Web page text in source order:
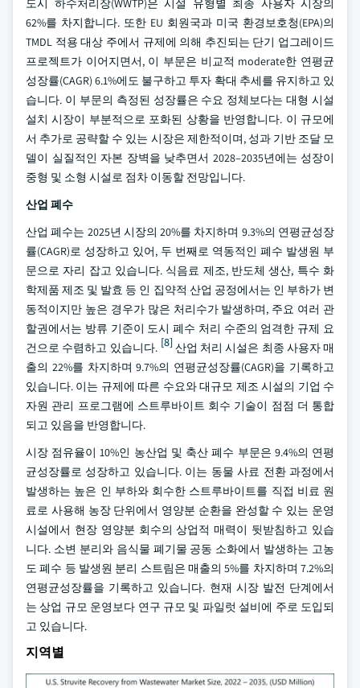
도시 하수처리장(WWTP)은 시설 유형별 최종 사용자 시장의
62%를 차지합니다. 또한 EU 회원국과 미국 환경보호청(EPA)의
TMDL 적용 대상 주에서 규제에 의해 추진되는 단기 업그레이드
프로젝트가 이어지면서, 이 부문은 비교적 moderate한 연평균
성장률(CAGR) 6.1%에도 불구하고 투자 확대 추세를 유지하고 있
습니다. 이 부문의 측정된 성장률은 수요 정체보다는 대형 시설
설치 시장이 부분적으로 포화된 상황을 반영합니다. 이 규모에
서 추가로 공략할 수 있는 시장은 제한적이며, 성과 기반 조달 모
델이 실질적인 자본 장벽을 낮추면서 2028–2035년에는 성장이
중형 및 소형 시설로 점차 이동할 전망입니다.
산업 폐수
산업 폐수는 2025년 시장의 20%를 차지하며 9.3%의 연평균성장
률(CAGR)로 성장하고 있어, 두 번째로 역동적인 폐수 발생원 부
문으로 자리 잡고 있습니다. 식음료 제조, 반도체 생산, 특수 화
학제품 제조 및 발효 등 인 집약적 산업 공정에서는 인 부하가 변
동적이지만 높은 경우가 많은 처리수가 발생하며, 주요 여러 관
할권에서는 방류 기준이 도시 폐수 처리 수준의 엄격한 규제 요
건으로 수렴하고 있습니다. [8]산업 처리 시설은 최종 사용자 매
출의 22%를 차지하며 9.7%의 연평균성장률(CAGR)을 기록하고
있습니다. 이는 규제에 따른 수요와 대규모 제조 시설의 기업 수
자원 관리 프로그램에 스트루바이트 회수 기술이 점점 더 통합
되고 있음을 반영합니다.
시장 점유율이 10%인 농산업 및 축산 폐수 부문은 9.4%의 연평
균성장률로 성장하고 있습니다. 이는 동물 사료 전환 과정에서
발생하는 높은 인 부하와 회수한 스트루바이트를 직접 비료 원
료로 사용해 농장 단위에서 영양분 순환을 완성할 수 있는 운영
시설에서 현장 영양분 회수의 상업적 매력이 뒷받침하고 있습
니다. 소변 분리와 음식물 폐기물 공동 소화에서 발생하는 고농
도 폐수 등 발생원 분리 스트림은 매출의 5%를 차지하며 7.2%의
연평균성장률을 기록하고 있습니다. 현재 시장 발전 단계에서
는 상업 규모 운영보다 연구 규모 및 파일럿 설비에 주로 도입되
고 있습니다.
지역별